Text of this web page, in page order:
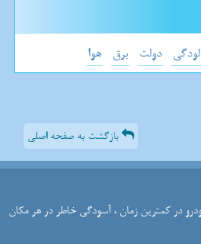
دولت برق هوا
بازگشت به صفحه اصلی
در کمترین زمان ، آسودگی خاطر در هر مکان